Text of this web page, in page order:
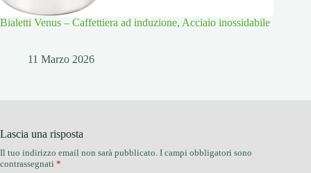
Bialetti Venus – Caffettiera ad induzione, Acciaio inossidabile
11 Marzo 2026
Lascia una risposta
Il tuo indirizzo email non sarà pubblicato. I campi obbligatori sono
contrassegnati *